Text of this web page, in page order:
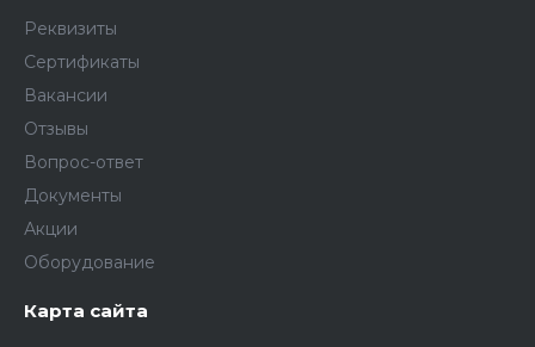
Реквизиты
Сертификаты
Вакансии
Отзывы
Вопрос-ответ
Документы
Акции
Оборудование
Карта сайта